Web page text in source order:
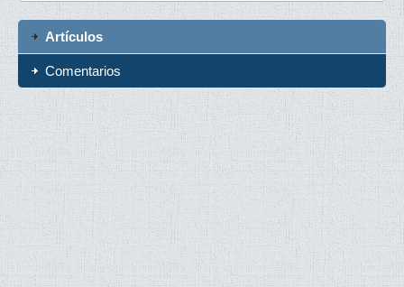
Artículos
Comentarios